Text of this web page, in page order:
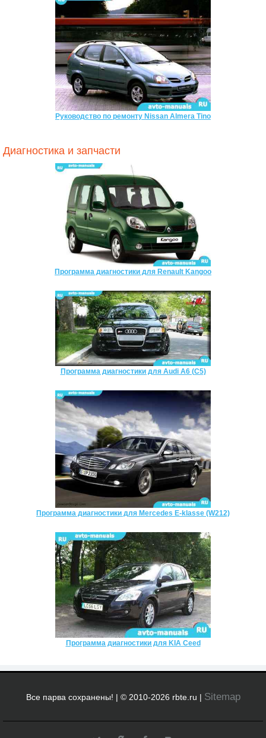
Руководство по ремонту Nissan Almera Tino
Диагностика и запчасти
Программа диагностики для Renault Kangoo
Программа диагностики для Audi A6 (C5)
Программа диагностики для Mercedes E-klasse (W212)
Программа диагностики для KIA Ceed
Все парва сохранены! | © 2010-2026 rbte.ru | Sitemap